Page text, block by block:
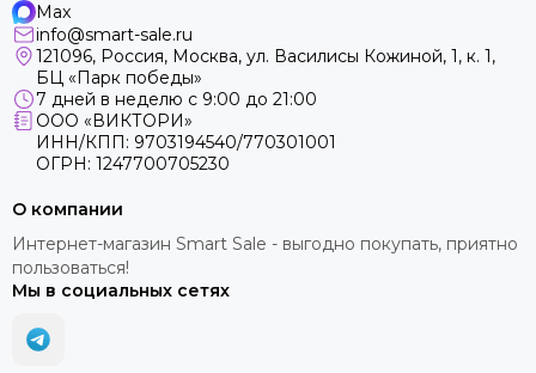
Max
info@smart-sale.ru
121096, Россия, Москва, ул. Василисы Кожиной, 1, к. 1,
БЦ «Парк победы»
7 дней в неделю с 9:00 до 21:00
ООО «ВИКТОРИ»
ИНН/КПП: 9703194540/770301001
ОГРН: 1247700705230
О компании
Интернет-магазин Smart Sale - выгодно покупать, приятно
пользоваться!
Мы в социальных сетях